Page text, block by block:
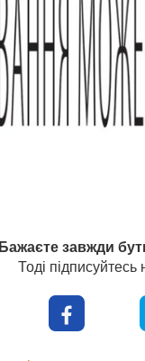
Бажаєте завжди
Тоді